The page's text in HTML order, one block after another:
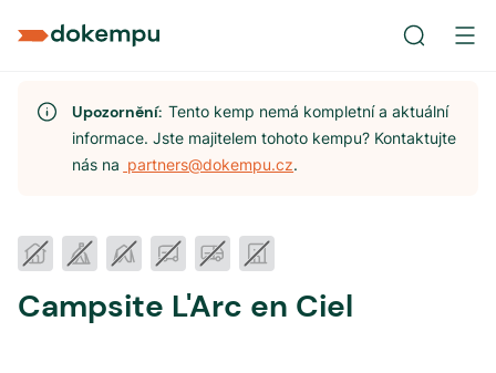
Upozornění:Tento kemp nemá kompletní a aktuální
informace. Jste majitelem tohoto kempu? Kontaktujte
nás na partners@dokempu.cz.
Campsite L'Arc en Ciel